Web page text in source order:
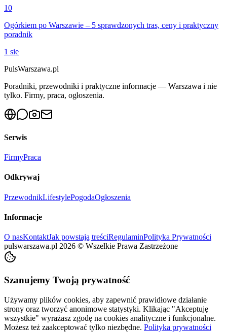
10
Ogórkiem po Warszawie – 5 sprawdzonych tras, ceny i praktyczny
poradnik
1 sie
PulsWarszawa.pl
Poradniki, przewodniki i praktyczne informacje — Warszawa i nie
tylko. Firmy, praca, ogłoszenia.
Serwis
FirmyPraca
Odkrywaj
PrzewodnikLifestylePogodaOgłoszenia
Informacje
O nasKontaktJak powstają treściRegulaminPolityka Prywatności
pulswarszawa.pl 2026 © Wszelkie Prawa Zastrzeżone
Szanujemy Twoją prywatność
Używamy plików cookies, aby zapewnić prawidłowe działanie
strony oraz tworzyć anonimowe statystyki. Klikając "Akceptuję
wszystkie" wyrażasz zgodę na cookies analityczne i funkcjonalne.
Możesz też zaakceptować tylko niezbędne. Polityka prywatności